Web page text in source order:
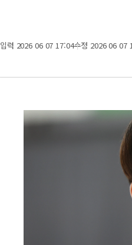
입력 2026 06 07 17:04수정 2026 06 07